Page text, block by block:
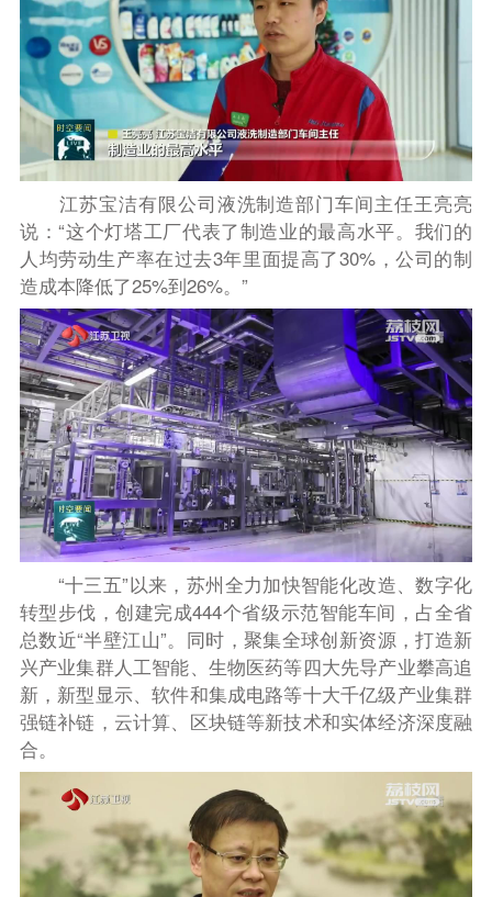
江苏宝洁有限公司液洗制造部门车间主任王亮亮
说：“这个灯塔工厂代表了制造业的最高水平。我们的
人均劳动生产率在过去3年里面提高了30%，公司的制
造成本降低了25%到26%。”
“十三五”以来，苏州全力加快智能化改造、数字化
转型步伐，创建完成444个省级示范智能车间，占全省
总数近“半壁江山”。同时，聚集全球创新资源，打造新
兴产业集群人工智能、生物医药等四大先导产业攀高追
新，新型显示、软件和集成电路等十大千亿级产业集群
强链补链，云计算、区块链等新技术和实体经济深度融
合。